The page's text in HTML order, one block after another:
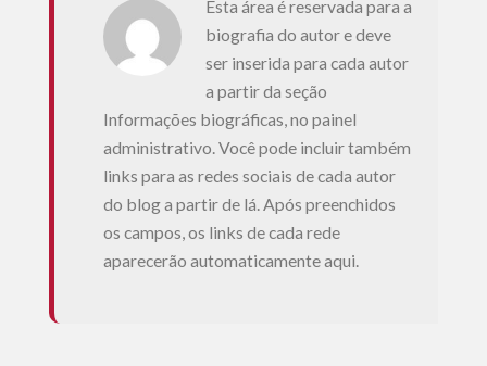
Esta área é reservada para a
biografia do autor e deve
ser inserida para cada autor
a partir da seção
Informações biográficas, no painel
administrativo. Você pode incluir também
links para as redes sociais de cada autor
do blog a partir de lá. Após preenchidos
os campos, os links de cada rede
aparecerão automaticamente aqui.